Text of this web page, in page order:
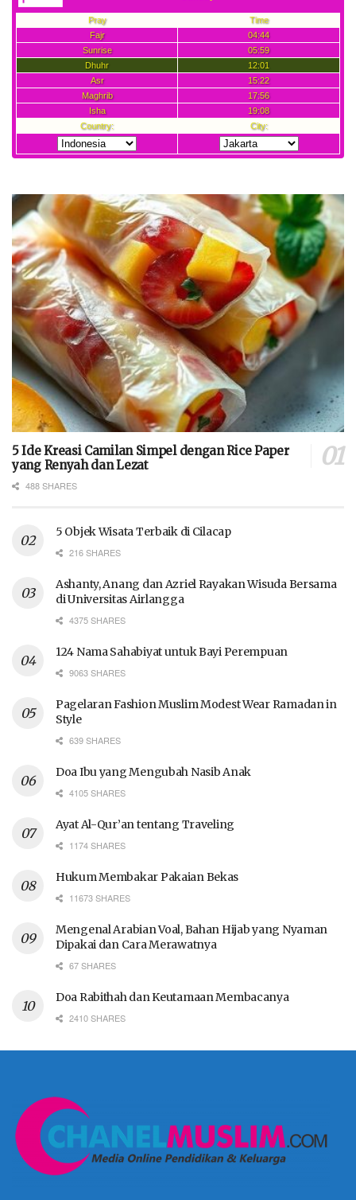
5 Ide Kreasi Camilan Simpel dengan Rice Paper
yang Renyah dan Lezat
488 SHARES
5 Objek Wisata Terbaik di Cilacap
216 SHARES
Ashanty, Anang dan Azriel Rayakan Wisuda Bersama
di Universitas Airlangga
4375 SHARES
124 Nama Sahabiyat untuk Bayi Perempuan
9063 SHARES
Pagelaran Fashion Muslim Modest Wear Ramadan in
Style
639 SHARES
Doa Ibu yang Mengubah Nasib Anak
4105 SHARES
Ayat Al-Qur’an tentang Traveling
1174 SHARES
Hukum Membakar Pakaian Bekas
11673 SHARES
Mengenal Arabian Voal, Bahan Hijab yang Nyaman
Dipakai dan Cara Merawatnya
67 SHARES
Doa Rabithah dan Keutamaan Membacanya
2410 SHARES